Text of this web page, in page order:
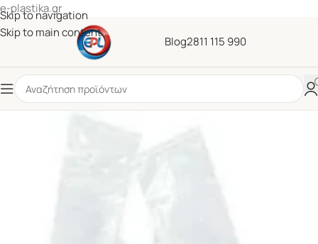
e-plastika.gr
Skip to navigation
Skip to main content
Blog2811 115 990